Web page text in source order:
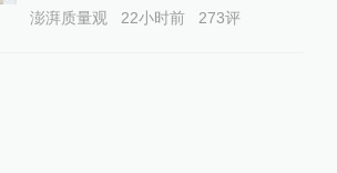
澎湃质量观 22小时前 273评